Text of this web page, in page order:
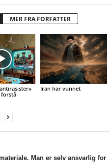
MER FRA FORFATTER
Iran har vunnet
Man er selv ansvarlig for